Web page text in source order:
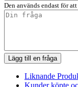
Den används endast för
Lägg till en fråga
Liknande